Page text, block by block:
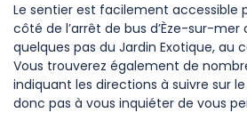
Le sentier est facilement accessible
côté de l’arrêt de bus d’Èze-sur-mer
quelques pas du Jardin Exotique, au
Vous trouverez également de
indiquant les directions à suivre sur le
donc pas à vous inquiéter de vous